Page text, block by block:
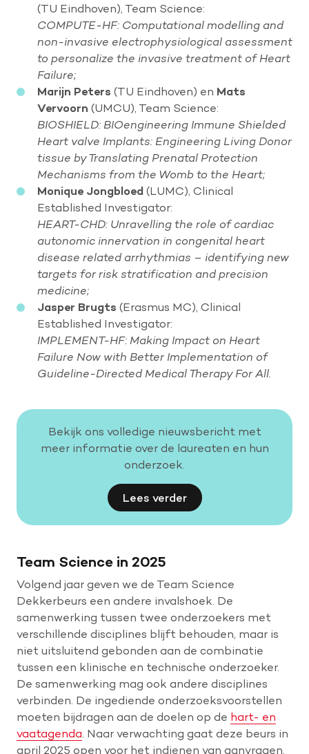
(TU Eindhoven), Team Science:
COMPUTE-HF: Computational modelling and
non-invasive electrophysiological assessment
to personalize the invasive treatment of Heart
Failure;
Marijn Peters (TU Eindhoven) en Mats
Vervoorn (UMCU), Team Science:
BIOSHIELD: BIOengineering Immune Shielded
Heart valve Implants: Engineering Living Donor
tissue by Translating Prenatal Protection
Mechanisms from the Womb to the Heart;
Monique Jongbloed (LUMC), Clinical
Established Investigator:
HEART-CHD: Unravelling the role of cardiac
autonomic innervation in congenital heart
disease related arrhythmias – identifying new
targets for risk stratification and precision
medicine;
Jasper Brugts (Erasmus MC), Clinical
Established Investigator:
IMPLEMENT-HF: Making Impact on Heart
Failure Now with Better Implementation of
Guideline-Directed Medical Therapy For All.
Bekijk ons volledige nieuwsbericht met
meer informatie over de laureaten en hun
onderzoek.
Lees verder
Team Science in 2025
Volgend jaar geven we de Team Science
Dekkerbeurs een andere invalshoek. De
samenwerking tussen twee onderzoekers met
verschillende disciplines blijft behouden, maar is
niet uitsluitend gebonden aan de combinatie
tussen een klinische en technische onderzoeker.
De samenwerking mag ook andere disciplines
verbinden. De ingediende onderzoeksvoorstellen
moeten bijdragen aan de doelen op de hart- en
vaatagenda . Naar verwachting gaat deze beurs in
april 2025 open voor het indienen van aanvragen.